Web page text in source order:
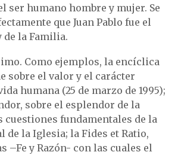
ser humano hombre y mujer. Se
que Juan Pablo fue el
de la Familia.
Como ejemplos, la encíclica
sobre el valor y el carácter
humana (25 de marzo de 1995);
sobre el esplendor de la
cuestiones fundamentales de la
de la Iglesia; la Fides et Ratio,
–Fe y Razón- con las cuales el